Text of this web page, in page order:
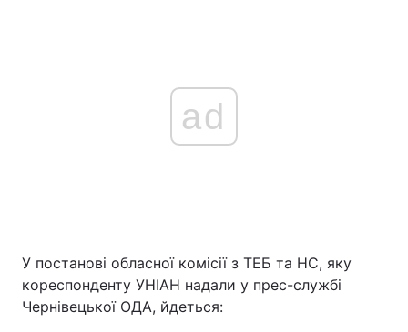
ad
У постанові обласної комісії з ТЕБ та НС, яку
кореспонденту УНІАН надали у прес-службі
Чернівецької ОДА, йдеться: